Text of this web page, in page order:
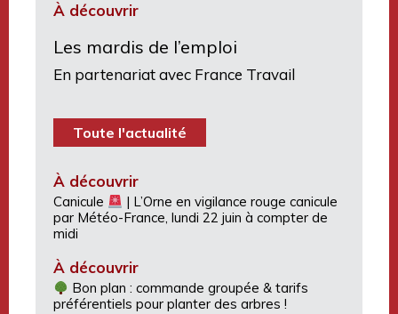
À découvrir
Les mardis de l’emploi
En partenariat avec France Travail
Toute l'actualité
À découvrir
Canicule
| L’Orne en vigilance rouge canicule
par Météo-France, lundi 22 juin à compter de
midi
À découvrir
Bon plan : commande groupée & tarifs
préférentiels pour planter des arbres !